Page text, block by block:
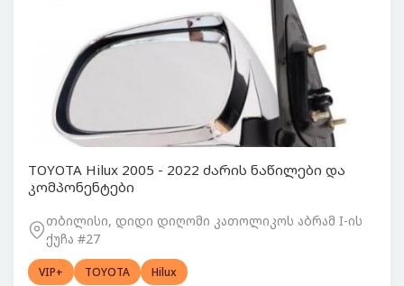
TOYOTA Hilux 2005 - 2022 ძარის ნაწილები და
კომპონენტები
თბილისი, დიდი დიღომი კათოლიკოს აბრამ I-ის
ქუჩა #27
VIP+ TOYOTA Hilux